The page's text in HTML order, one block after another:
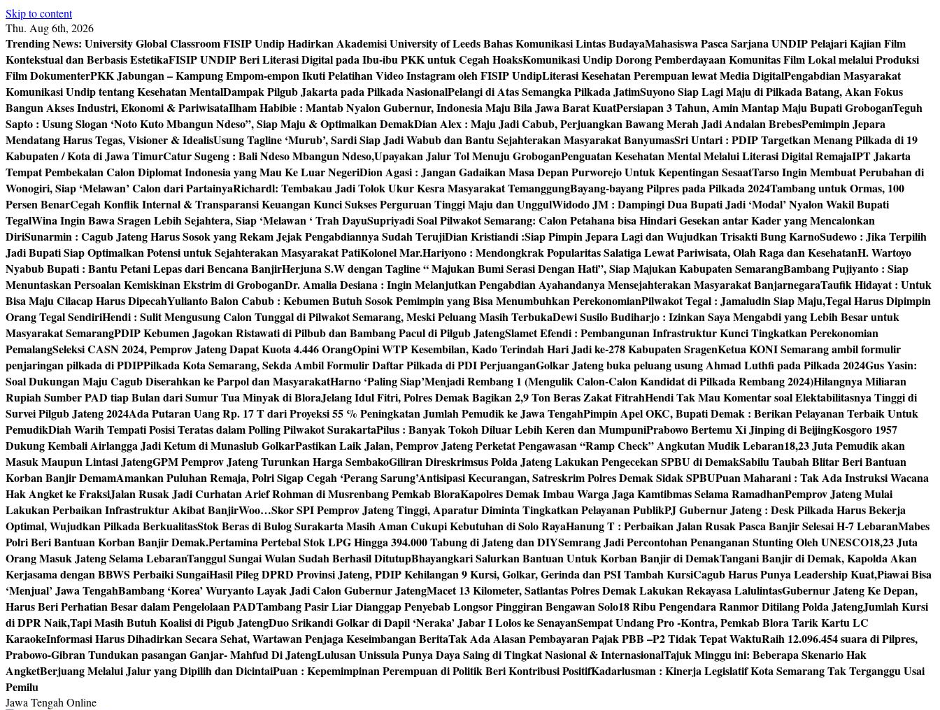
Skip to content
Thu. Aug 6th, 2026
Trending News: University Global Classroom FISIP Undip Hadirkan Akademisi University of Leeds Bahas Komunikasi Lintas BudayaMahasiswa Pasca Sarjana UNDIP Pelajari Kajian Film
Kontekstual dan Berbasis EstetikaFISIP UNDIP Beri Literasi Digital pada Ibu-ibu PKK untuk Cegah HoaksKomunikasi Undip Dorong Pemberdayaan Komunitas Film Lokal melalui Produksi
Film DokumenterPKK Jabungan – Kampung Empom-empon Ikuti Pelatihan Video Instagram oleh FISIP UndipLiterasi Kesehatan Perempuan lewat Media DigitalPengabdian Masyarakat
Komunikasi Undip tentang Kesehatan MentalDampak Pilgub Jakarta pada Pilkada NasionalPelangi di Atas Semangka Pilkada JatimSuyono Siap Lagi Maju di Pilkada Batang, Akan Fokus
Bangun Akses Industri, Ekonomi & PariwisataIlham Habibie : Mantab Nyalon Gubernur, Indonesia Maju Bila Jawa Barat KuatPersiapan 3 Tahun, Amin Mantap Maju Bupati GroboganTeguh
Sapto : Usung Slogan ‘Noto Kuto Mbangun Ndeso”, Siap Maju & Optimalkan DemakDian Alex : Maju Jadi Cabub, Perjuangkan Bawang Merah Jadi Andalan BrebesPemimpin Jepara
Mendatang Harus Tegas, Visioner & IdealisUsung Tagline ‘Murub’, Sardi Siap Jadi Wabub dan Bantu Sejahterakan Masyarakat BanyumasSri Untari : PDIP Targetkan Menang Pilkada di 19
Kabupaten / Kota di Jawa TimurCatur Sugeng : Bali Ndeso Mbangun Ndeso,Upayakan Jalur Tol Menuju GroboganPenguatan Kesehatan Mental Melalui Literasi Digital RemajaIPT Jakarta
Tempat Pembekalan Calon Diplomat Indonesia yang Mau Ke Luar NegeriDion Agasi : Jangan Gadaikan Masa Depan Purworejo Untuk Kepentingan SesaatTarso Ingin Membuat Perubahan di
Wonogiri, Siap ‘Melawan’ Calon dari PartainyaRichardl: Tembakau Jadi Tolok Ukur Kesra Masyarakat TemanggungBayang-bayang Pilpres pada Pilkada 2024Tambang untuk Ormas, 100
Persen BenarCegah Konflik Internal & Transparansi Keuangan Kunci Sukses Perguruan Tinggi Maju dan UnggulWidodo JM : Dampingi Dua Bupati Jadi ‘Modal’ Nyalon Wakil Bupati
TegalWina Ingin Bawa Sragen Lebih Sejahtera, Siap ‘Melawan ‘ Trah DayuSupriyadi Soal Pilwakot Semarang: Calon Petahana bisa Hindari Gesekan antar Kader yang Mencalonkan
DiriSunarmin : Cagub Jateng Harus Sosok yang Rekam Jejak Pengabdiannya Sudah TerujiDian Kristiandi :Siap Pimpin Jepara Lagi dan Wujudkan Trisakti Bung KarnoSudewo : Jika Terpilih
Jadi Bupati Siap Optimalkan Potensi untuk Sejahterakan Masyarakat PatiKolonel Mar.Hariyono : Mendongkrak Popularitas Salatiga Lewat Pariwisata, Olah Raga dan KesehatanH. Wartoyo
Nyabub Bupati : Bantu Petani Lepas dari Bencana BanjirHerjuna S.W dengan Tagline “ Majukan Bumi Serasi Dengan Hati”, Siap Majukan Kabupaten SemarangBambang Pujiyanto : Siap
Menuntaskan Persoalan Kemiskinan Ekstrim di GroboganDr. Amalia Desiana : Ingin Melanjutkan Pengabdian Ayahandanya Mensejahterakan Masyarakat BanjarnegaraTaufik Hidayat : Untuk
Bisa Maju Cilacap Harus DipecahYulianto Balon Cabub : Kebumen Butuh Sosok Pemimpin yang Bisa Menumbuhkan PerekonomianPilwakot Tegal : Jamaludin Siap Maju,Tegal Harus Dipimpin
Orang Tegal SendiriHendi : Sulit Mengusung Calon Tunggal di Pilwakot Semarang, Meski Peluang Masih TerbukaDewi Susilo Budiharjo : Izinkan Saya Mengabdi yang Lebih Besar untuk
Masyarakat SemarangPDIP Kebumen Jagokan Ristawati di Pilbub dan Bambang Pacul di Pilgub JatengSlamet Efendi : Pembangunan Infrastruktur Kunci Tingkatkan Perekonomian
PemalangSeleksi CASN 2024, Pemprov Jateng Dapat Kuota 4.446 OrangOpini WTP Kesembilan, Kado Terindah Hari Jadi ke-278 Kabupaten SragenKetua KONI Semarang ambil formulir
penjaringan pilkada di PDIPPilkada Kota Semarang, Sekda Ambil Formulir Daftar Pilkada di PDI PerjuanganGolkar Jateng buka peluang usung Ahmad Luthfi pada Pilkada 2024Gus Yasin:
Soal Dukungan Maju Cagub Diserahkan ke Parpol dan MasyarakatHarno ‘Paling Siap’Menjadi Rembang 1 (Mengulik Calon-Calon Kandidat di Pilkada Rembang 2024)Hilangnya Miliaran
Rupiah Sumber PAD tiap Bulan dari Sumur Tua Minyak di BloraJelang Idul Fitri, Polres Demak Bagikan 2,9 Ton Beras Zakat FitrahHendi Tak Mau Komentar soal Elektabilitasnya Tinggi di
Survei Pilgub Jateng 2024Ada Putaran Uang Rp. 17 T dari Proyeksi 55 % Peningkatan Jumlah Pemudik ke Jawa TengahPimpin Apel OKC, Bupati Demak : Berikan Pelayanan Terbaik Untuk
PemudikDiah Warih Tempati Posisi Teratas dalam Polling Pilwakot SurakartaPilus : Banyak Tokoh Diluar Lebih Keren dan MumpuniPrabowo Bertemu Xi Jinping di BeijingKosgoro 1957
Dukung Kembali Airlangga Jadi Ketum di Munaslub GolkarPastikan Laik Jalan, Pemprov Jateng Perketat Pengawasan “Ramp Check” Angkutan Mudik Lebaran18,23 Juta Pemudik akan
Masuk Maupun Lintasi JatengGPM Pemprov Jateng Turunkan Harga SembakoGiliran Direskrimsus Polda Jateng Lakukan Pengecekan SPBU di DemakSabilu Taubah Blitar Beri Bantuan
Korban Banjir DemamAmankan Puluhan Remaja, Polri Sigap Cegah ‘Perang Sarung’Antisipasi Kecurangan, Satreskrim Polres Demak Sidak SPBUPuan Maharani : Tak Ada Instruksi Wacana
Hak Angket ke FraksiJalan Rusak Jadi Curhatan Arief Rohman di Musrenbang Pemkab BloraKapolres Demak Imbau Warga Jaga Kamtibmas Selama RamadhanPemprov Jateng Mulai
Lakukan Perbaikan Infrastruktur Akibat BanjirWoo…Skor SPI Pemprov Jateng Tinggi, Aparatur Diminta Tingkatkan Pelayanan PublikPJ Gubernur Jateng : Desk Pilkada Harus Bekerja
Optimal, Wujudkan Pilkada BerkualitasStok Beras di Bulog Surakarta Masih Aman Cukupi Kebutuhan di Solo RayaHanung T : Perbaikan Jalan Rusak Pasca Banjir Selesai H-7 LebaranMabes
Polri Beri Bantuan Korban Banjir Demak.Pertamina Pertebal Stok LPG Hingga 394.000 Tabung di Jateng dan DIYSemrang Jadi Percontohan Penanganan Stunting Oleh UNESCO18,23 Juta
Orang Masuk Jateng Selama LebaranTanggul Sungai Wulan Sudah Berhasil DitutupBhayangkari Salurkan Bantuan Untuk Korban Banjir di DemakTangani Banjir di Demak, Kapolda Akan
Kerjasama dengan BBWS Perbaiki SungaiHasil Pileg DPRD Provinsi Jateng, PDIP Kehilangan 9 Kursi, Golkar, Gerinda dan PSI Tambah KursiCagub Harus Punya Leadership Kuat,Piawai Bisa
‘Menjual’ Jawa TengahBambang ‘Korea’ Wuryanto Layak Jadi Calon Gubernur JatengMacet 13 Kilometer, Satlantas Polres Demak Lakukan Rekayasa LalulintasGubernur Jateng Ke Depan,
Harus Beri Perhatian Besar dalam Pengelolaan PADTambang Pasir Liar Dianggap Penyebab Longsor Pinggiran Bengawan Solo18 Ribu Pengendara Ranmor Ditilang Polda JatengJumlah Kursi
di DPR Naik,Tapi Masih Butuh Koalisi di Pigub JatengDuo Srikandi Golkar di Dapil ‘Neraka’ Jabar I Lolos ke SenayanSempat Undang Pro -Kontra, Pemkab Blora Tarik Kartu LC
KaraokeInformasi Harus Dihadirkan Secara Sehat, Wartawan Penjaga Keseimbangan BeritaTak Ada Alasan Pembayaran Pajak PBB –P2 Tidak Tepat WaktuRaih 12.096.454 suara di Pilpres,
Prabowo-Gibran Tundukan pasangan Ganjar- Mahfud Di JatengLulusan Unissula Punya Daya Saing di Tingkat Nasional & InternasionalTajuk Minggu ini: Beberapa Skenario Hak
AngketBerjuang Melalui Jalur yang Dipilih dan DicintaiPuan : Kepemimpinan Perempuan di Politik Beri Kontribusi PositifKadarlusman : Kinerja Legislatif Kota Semarang Tak Terganggu Usai
Pemilu
Jawa Tengah Online